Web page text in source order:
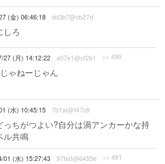
(金) 06:46:18 dd3b7@cb27d
しろ
27 (月) 14:12:22 a07e1@cf2b1 >> 490
ゃねーじゃん
(水) 10:45:15 7b1af@f47c8
っちがつよい?自分は渦アンカーかな持
ル共鳴
01 (水) 15:27:43 97fe0@6455e >> 491